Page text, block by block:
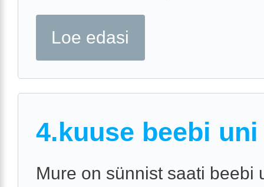
Loe edasi
4.kuuse beebi uni
Mure on sünnist saati beebi